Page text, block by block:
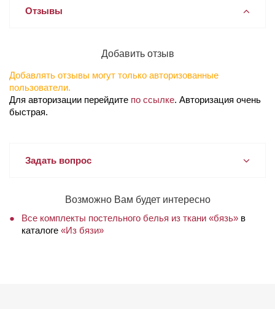
Отзывы
Добавить отзыв
Добавлять отзывы могут только авторизованные
пользователи.
Для авторизации перейдите по ссылке. Авторизация очень
быстрая.
Задать вопрос
Возможно Вам будет интересно
Все комплекты постельного белья из ткани «бязь» в
каталоге «Из бязи»